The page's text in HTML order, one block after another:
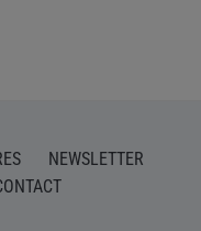
NEWSLETTER